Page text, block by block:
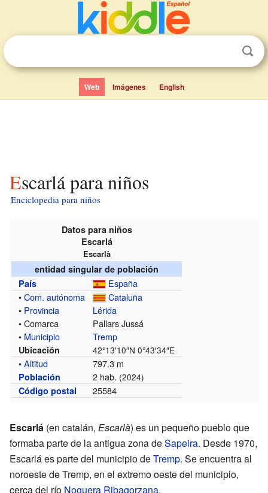
Web Imágenes English
Escarlá para niños
Enciclopedia para niños
Datos para niños
Escarlá
Escarlà
entidad singular de población
País
España
•Com. autónoma
Cataluña
• Provincia
Lérida
• Comarca
Pallars Jussá
• Municipio Tremp
Ubicación 42°13′10″N 0°43′34″E
•Altitud 797.3 m
Población 2 hab. (2024)
Código postal
25584
Escarlá (en catalán, Escarlà) es un pequeño pueblo que
formaba parte de la antigua zona deSapeira. Desde 1970,
Escarlá es parte del municipio deTremp. Se encuentra al
noroeste de Tremp, en el extremo oeste del municipio,
cerca del río Noguera Ribagorzana.